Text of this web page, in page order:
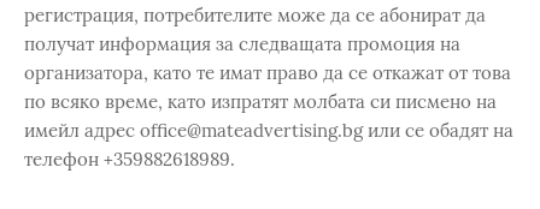
регистрация, потребителите може да се абонират да
получат информация за следващата промоция на
организатора, като те имат право да се откажат от това
по всяко време, като изпратят молбата си писмено на
имейл адрес office@mateadvertising.bg или се обадят на
телефон +359882618989.